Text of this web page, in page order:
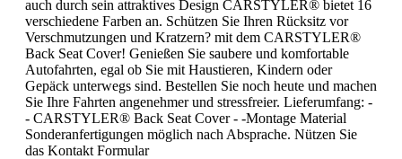
auch durch sein attraktives Design CARSTYLER® bietet 16
verschiedene Farben an. Schützen Sie Ihren Rücksitz vor
Verschmutzungen und Kratzern? mit dem CARSTYLER®
Back Seat Cover! Genießen Sie saubere und komfortable
Autofahrten, egal ob Sie mit Haustieren, Kindern oder
Gepäck unterwegs sind. Bestellen Sie noch heute und machen
Sie Ihre Fahrten angenehmer und stressfreier. Lieferumfang: -
- CARSTYLER® Back Seat Cover - -Montage Material
Sonderanfertigungen möglich nach Absprache. Nützen Sie
das Kontakt Formular